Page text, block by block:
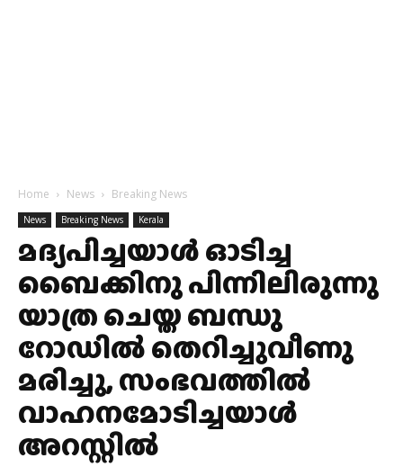
Home News Breaking News
News Breaking News Kerala
മദ്യപിച്ചയാൾ ഓടിച്ച
ബൈക്കിനു പിന്നിലിരുന്നു
യാത്ര ചെയ്ത ബന്ധു
റോഡിൽ തെറിച്ചുവീണു
മരിച്ചു, സംഭവത്തിൽ
വാഹനമോടിച്ചയാൾ
അറസ്റ്റില്‍